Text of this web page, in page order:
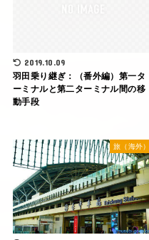
2019.10.09
羽田乗り継ぎ：（番外編）第一タ
ーミナルと第二ターミナル間の移
動手段
旅（海外）